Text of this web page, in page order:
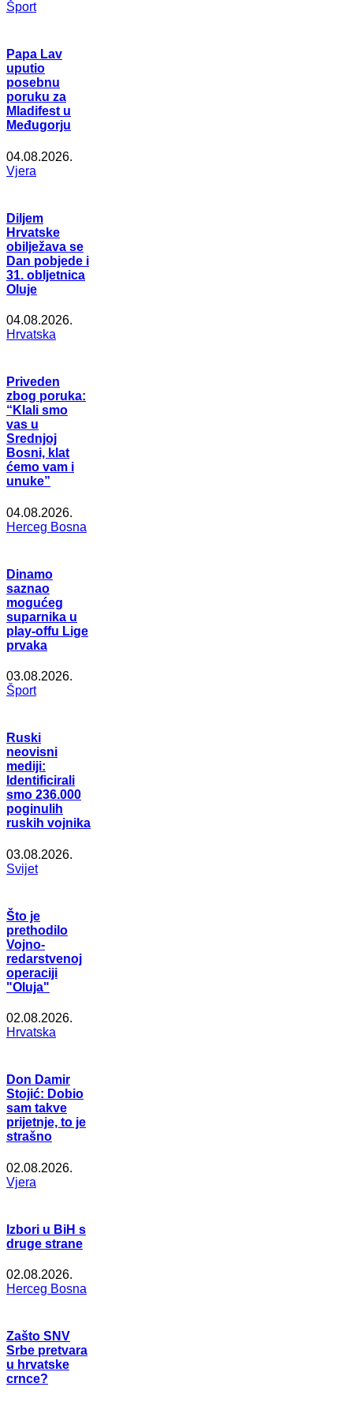
Šport
Papa Lav
uputio
posebnu
poruku za
Mladifest u
Međugorju
04.08.2026.
Vjera
Diljem
Hrvatske
obilježava se
Dan pobjede i
31. obljetnica
Oluje
04.08.2026.
Hrvatska
Priveden
zbog poruka:
“Klali smo
vas u
Srednjoj
Bosni, klat
ćemo vam i
unuke”
04.08.2026.
Herceg Bosna
Dinamo
saznao
mogućeg
suparnika u
play-offu Lige
prvaka
03.08.2026.
Šport
Ruski
neovisni
mediji:
Identificirali
smo 236.000
poginulih
ruskih vojnika
03.08.2026.
Svijet
Što je
prethodilo
Vojno-
redarstvenoj
operaciji
"Oluja"
02.08.2026.
Hrvatska
Don Damir
Stojić: Dobio
sam takve
prijetnje, to je
strašno
02.08.2026.
Vjera
Izbori u BiH s
druge strane
02.08.2026.
Herceg Bosna
Zašto SNV
Srbe pretvara
u hrvatske
crnce?